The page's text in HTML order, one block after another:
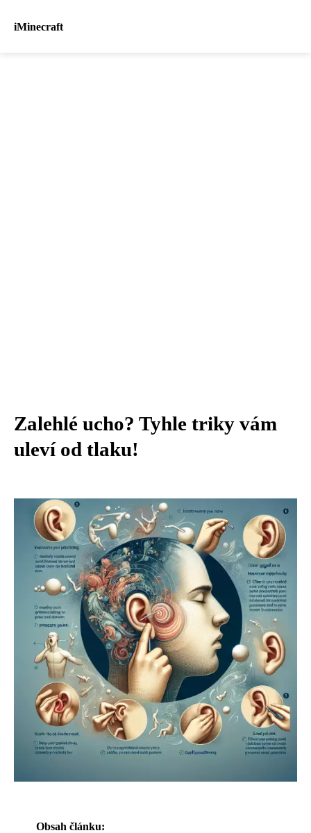
iMinecraft
Zalehlé ucho? Tyhle triky vám
uleví od tlaku!
Obsah článku: